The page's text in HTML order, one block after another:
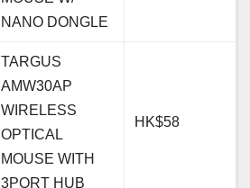
NANO DONGLE
TARGUS
AMW30AP
WIRELESS
OPTICAL
MOUSE WITH
3PORT HUB
HK$58